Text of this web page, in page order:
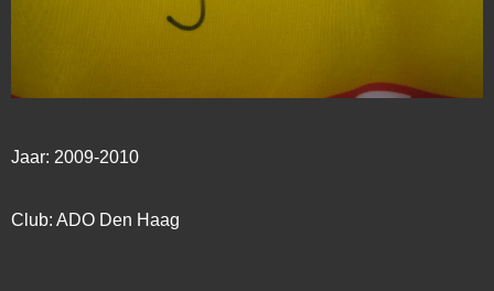
Jaar: 2009-2010
Club: ADO Den Haag